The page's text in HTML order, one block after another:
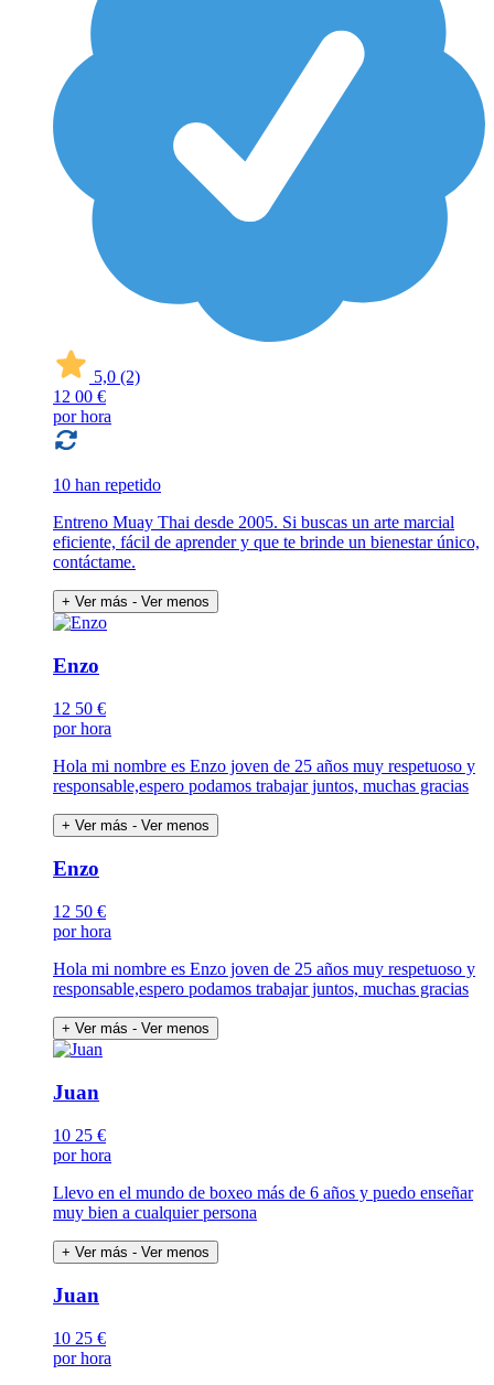
5,0 (2)
12 00 €
por hora
10 han repetido
Entreno Muay Thai desde 2005. Si buscas un arte marcial
eficiente, fácil de aprender y que te brinde un bienestar único,
contáctame.
+ Ver más - Ver menos
Enzo
12 50 €
por hora
Hola mi nombre es Enzo joven de 25 años muy respetuoso y
responsable,espero podamos trabajar juntos, muchas gracias
+ Ver más - Ver menos
Enzo
12 50 €
por hora
Hola mi nombre es Enzo joven de 25 años muy respetuoso y
responsable,espero podamos trabajar juntos, muchas gracias
+ Ver más - Ver menos
Juan
10 25 €
por hora
Llevo en el mundo de boxeo más de 6 años y puedo enseñar
muy bien a cualquier persona
+ Ver más - Ver menos
Juan
10 25 €
por hora